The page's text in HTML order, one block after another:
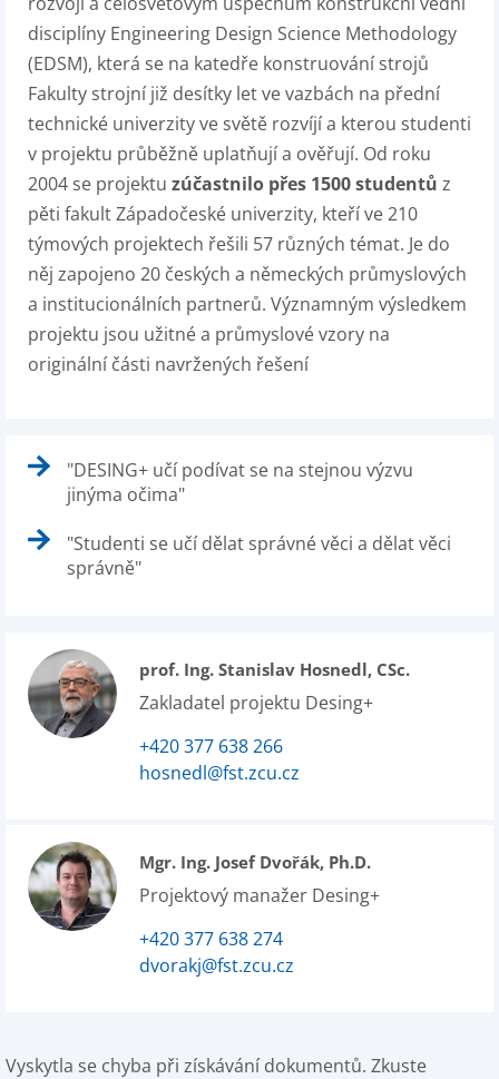
disciplíny Engineering Design Science Methodology
(EDSM), která se na katedře konstruování strojů
Fakulty strojní již desítky let ve vazbách na přední
technické univerzity ve světě rozvíjí a kterou studenti
v projektu průběžně uplatňují a ověřují. Od roku
2004 se projektu zúčastnilo přes 1500 studentů z
pěti fakult Západočeské univerzity, kteří ve 210
týmových projektech řešili 57 různých témat. Je do
něj zapojeno 20 českých a německých průmyslových
a institucionálních partnerů. Významným výsledkem
projektu jsou užitné a průmyslové vzory na
originální části navržených řešení
"DESING+ učí podívat se na stejnou výzvu
jinýma očima"
"Studenti se učí dělat správné věci a dělat věci
správně"
prof. Ing. Stanislav Hosnedl, CSc.
Zakladatel projektu Desing+
+420 377 638 266
hosnedl@fst.zcu.cz
Mgr. Ing. Josef Dvořák, Ph.D.
Projektový manažer Desing+
+420 377 638 274
dvorakj@fst.zcu.cz
Vyskytla se chyba při získávání dokumentů. Zkuste